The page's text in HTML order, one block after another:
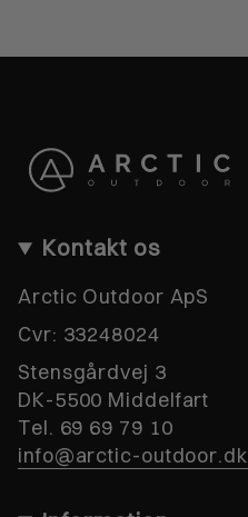
Kontakt os
Arctic Outdoor ApS
Cvr: 33248024
Stensgårdvej 3
DK-5500 Middelfart
Tel. 69 69 79 10
info@arctic-outdoor.dk